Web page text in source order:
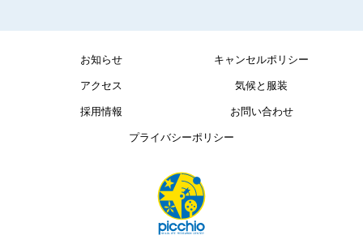
お知らせ キャンセルポリシー
アクセス 気候と服装
採用情報 お問い合わせ
プライバシーポリシー